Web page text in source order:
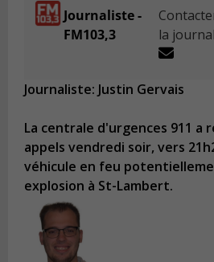
Journaliste -
FM103,3
la
Journaliste: Justin Gervais
La centrale d'urgences 911 a
appels vendredi soir, vers
véhicule en feu
explosion à St-Lambert.